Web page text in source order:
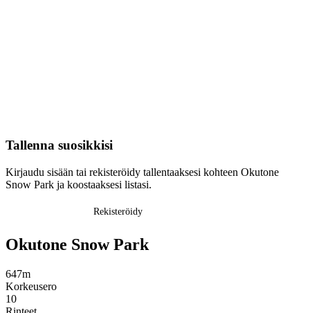
Tallenna suosikkisi
Kirjaudu sisään tai rekisteröidy tallentaaksesi kohteen Okutone
Snow Park ja koostaaksesi listasi.
Rekisteröidy
Okutone Snow Park
647m
Korkeusero
10